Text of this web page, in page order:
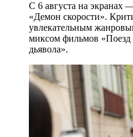
С 6 августа на
«Демон скорости».
увлекательным
миксом фильмов
дьявола».